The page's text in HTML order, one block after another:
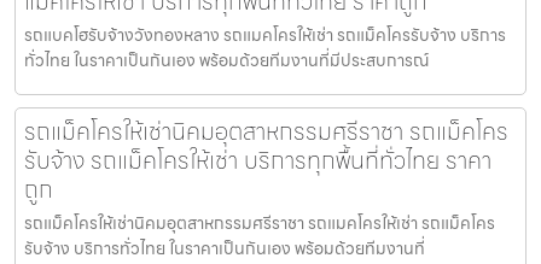
รถแบคโฮรับจ้างวังทองหลาง รถแมคโครให้เช่า รถแม็คโครรับจ้าง บริการ
ทั่วไทย ในราคาเป็นกันเอง พร้อมด้วยทีมงานที่มีประสบการณ์
รถแม็คโครให้เช่านิคมอุตสาหกรรมศรีราชา รถแม็คโคร
รับจ้าง รถแม็คโครให้เช่า บริการทุกพื้นที่ทั่วไทย ราคา
ถูก
รถแม็คโครให้เช่านิคมอุตสาหกรรมศรีราชา รถแมคโครให้เช่า รถแม็คโคร
รับจ้าง บริการทั่วไทย ในราคาเป็นกันเอง พร้อมด้วยทีมงานที่